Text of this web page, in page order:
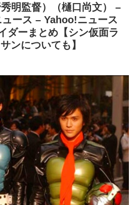
明監督）（樋口尚文） –
ース – Yahoo!ニュース
ダーまとめ【シン仮面ラ
ンについても】